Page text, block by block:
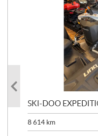
SKI-DOO
8 614 km